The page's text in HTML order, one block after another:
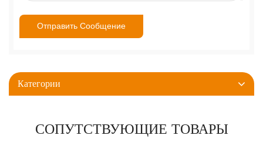
Категории
СОПУТСТВУЮЩИЕ ТОВАРЫ